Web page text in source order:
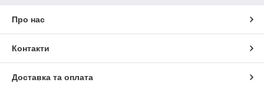
Про нас
Контакти
Доставка та оплата